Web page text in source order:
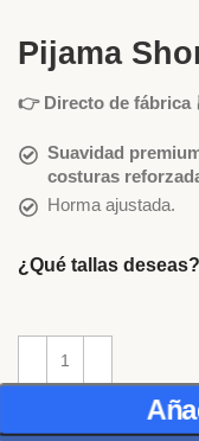
Pijama
👉 Directo de fábrica
Suavidad
costuras
Horma ajustada.
¿Qué tallas deseas?